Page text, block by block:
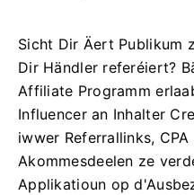
Sicht Dir Äert Publikum
Dir Händler referéiert?
Affiliate Programm
Influencer an Inhalter
iwwer Referrallinks,
Akommesdeelen ze
Applikatioun op